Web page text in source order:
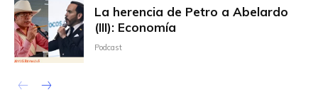
La herencia de Petro a Abelardo
(III): Economía
Podcast